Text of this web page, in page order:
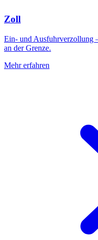
Zoll
Ein- und Ausfuhrverzollung
an der Grenze.
Mehr erfahren